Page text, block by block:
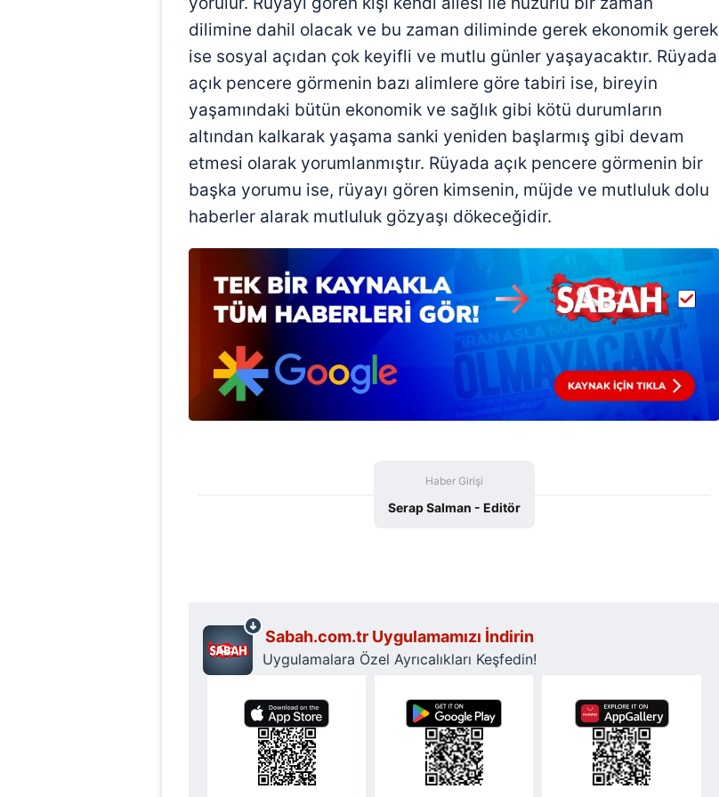
mevzuata uygun olarak kullanılan çerezlerle ilgili bilgi almak için lütfentıklayınız
dilimine dahil olacak ve bu zaman diliminde gerek ekonomik gerek
ise sosyal açıdan çok keyifli ve mutlu günler yaşayacaktır. Rüyada
açık pencere görmenin bazı alimlere göre tabiri ise, bireyin
yaşamındaki bütün ekonomik ve sağlık gibi kötü durumların
altından kalkarak yaşama sanki yeniden başlarmış gibi devam
etmesi olarak yorumlanmıştır. Rüyada açık pencere görmenin bir
başka yorumu ise, rüyayı gören kimsenin, müjde ve mutluluk dolu
haberler alarak mutluluk gözyaşı dökeceğidir.
Haber Girişi
Serap Salman - Editör
Sabah.com.tr Uygulamamızı İndirin
Uygulamalara Özel Ayrıcalıkları Keşfedin!